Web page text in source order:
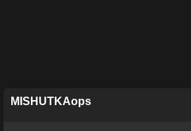
MISHUTKAops